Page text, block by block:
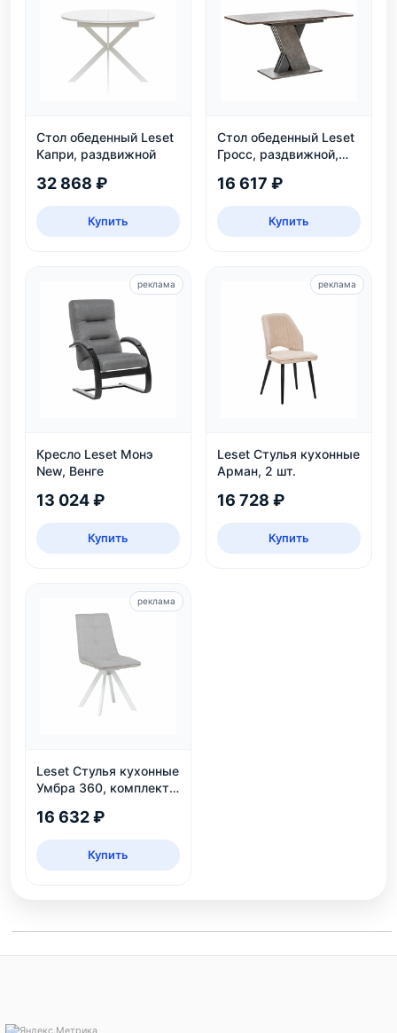
Стол обеденный Leset
Капри, раздвижной
32 868 ₽
Купить
Стол обеденный Leset
Гросс, раздвижной,
персон
16 617 ₽
Купить
Кресло Leset Монэ
New, Венге
13 024 ₽
Купить
реклама
Leset Стулья кухонные
Арман, 2 шт.
16 728 ₽
Купить
реклама
Leset Стулья кухонные
Умбра 360, комплект
16 632 ₽
Купить
реклама